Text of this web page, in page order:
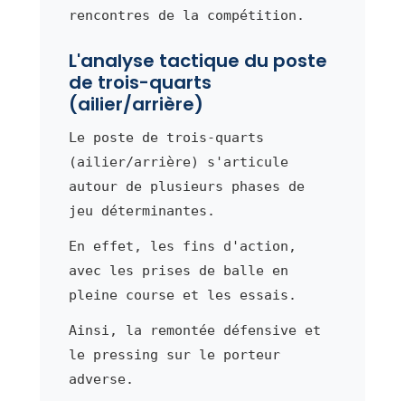
rencontres de la compétition.
L'analyse tactique du poste
de trois-quarts
(ailier/arrière)
Le poste de trois-quarts
(ailier/arrière) s'articule
autour de plusieurs phases de
jeu déterminantes.
En effet, les fins d'action,
avec les prises de balle en
pleine course et les essais.
Ainsi, la remontée défensive et
le pressing sur le porteur
adverse.